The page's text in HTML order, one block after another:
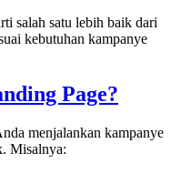
salah satu lebih baik dari
kebutuhan kampanye
Page?
menjalankan kampanye
Misalnya: